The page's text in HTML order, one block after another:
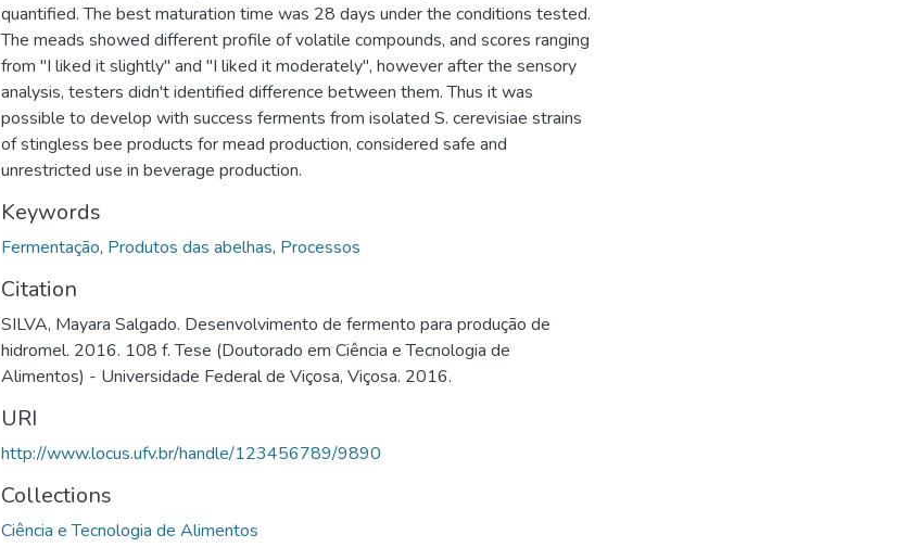
quantified. The best maturation time was 28 days under the conditions tested.
The meads showed different profile of volatile compounds, and scores ranging
from "I liked it slightly" and "I liked it moderately", however after the sensory
analysis, testers didn't identified difference between them. Thus it was
possible to develop with success ferments from isolated S. cerevisiae strains
of stingless bee products for mead production, considered safe and
unrestricted use in beverage production.
Keywords
Fermentação, Produtos das abelhas, Processos
Citation
SILVA, Mayara Salgado. Desenvolvimento de fermento para produção de
hidromel. 2016. 108 f. Tese (Doutorado em Ciência e Tecnologia de
Alimentos) - Universidade Federal de Viçosa, Viçosa. 2016.
URI
http://www.locus.ufv.br/handle/123456789/9890
Collections
Ciência e Tecnologia de Alimentos